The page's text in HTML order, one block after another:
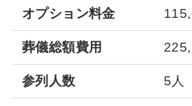
オプション料金
葬儀総額費用
参列人数 5人